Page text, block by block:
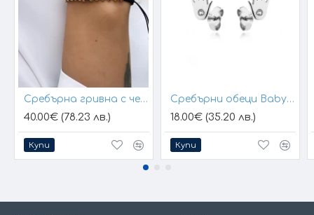
Сребърна гривна с черен конец и позлатени топчета
40.00€ (78.23 лв.)
Купи
Сребърни обеци Baby Hands
18.00€ (35.20 лв.)
Купи